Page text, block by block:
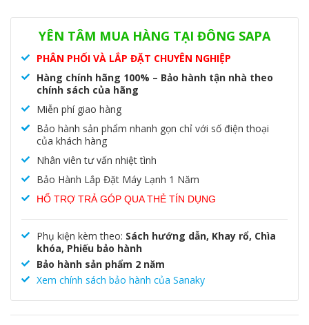
Danh mục:Sanaky,Tủ đông - tủ mát
YÊN TÂM MUA HÀNG TẠI ĐÔNG SAPA
PHÂN PHỐI VÀ LẮP ĐẶT CHUYÊN NGHIỆP
Hàng chính hãng 100% – Bảo hành tận nhà theo
chính sách của hãng
Miễn phí giao hàng
Bảo hành sản phẩm nhanh gọn chỉ với số điện thoại
của khách hàng
Nhân viên tư vấn nhiệt tình
Bảo Hành Lắp Đặt Máy Lạnh 1 Năm
HỔ TRỢ TRẢ GÓP QUA THẺ TÍN DỤNG
Phụ kiện kèm theo: Sách hướng dẫn, Khay rổ, Chìa
khóa, Phiếu bảo hành
Bảo hành sản phẩm 2 năm
Xem chính sách bảo hành của Sanaky